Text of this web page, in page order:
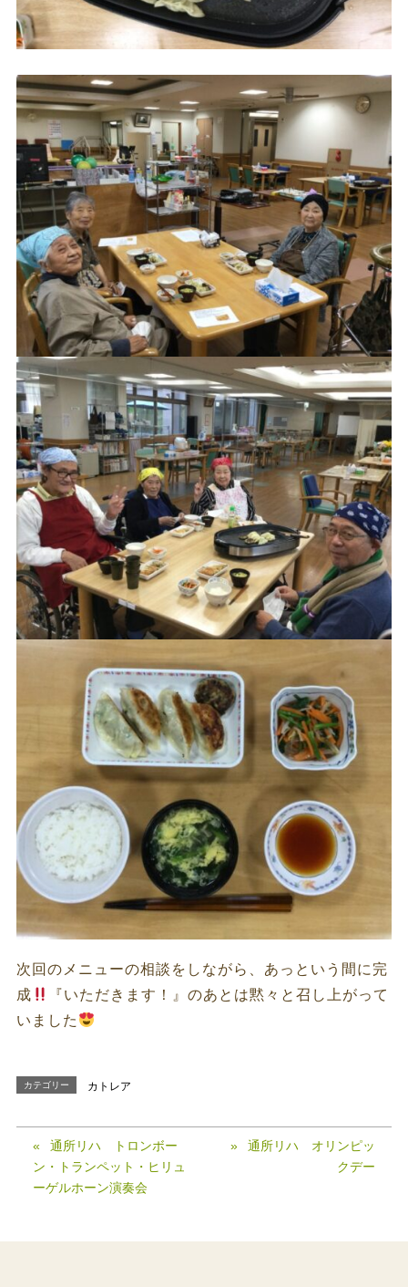
次回のメニューの相談をしながら、あっという間に完
成
『いただきます！』のあとは黙々と召し上がって
いました
カテゴリー カトレア
通所リハ トロンボー
ン・トランペット・ヒリュ
ーゲルホーン演奏会
通所リハ オリンピッ
クデー